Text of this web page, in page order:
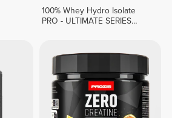
100% Whey Hydro Isolate
PRO - ULTIMATE SERIES